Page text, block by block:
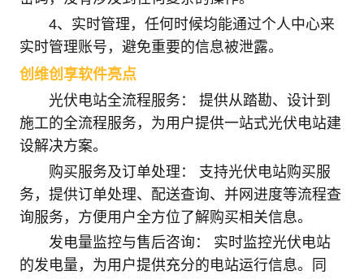
4、实时管理，任何时候均能通过个人中心来
实时管理账号，避免重要的信息被泄露。
创维创享软件亮点
光伏电站全流程服务： 提供从踏勘、设计到
施工的全流程服务，为用户提供一站式光伏电站建
设解决方案。
购买服务及订单处理： 支持光伏电站购买服
务，提供订单处理、配送查询、并网进度等流程查
询服务，方便用户全方位了解购买相关信息。
发电量监控与售后咨询： 实时监控光伏电站
的发电量，为用户提供充分的电站运行信息。同